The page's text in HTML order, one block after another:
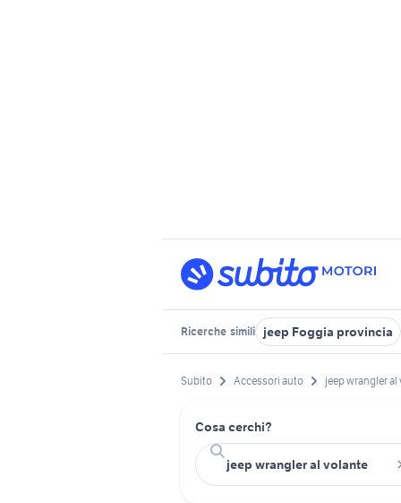
Ricerche simili jeep Foggia provincia
Subito Accessori auto jeep wrangler al
Cosa cerchi?